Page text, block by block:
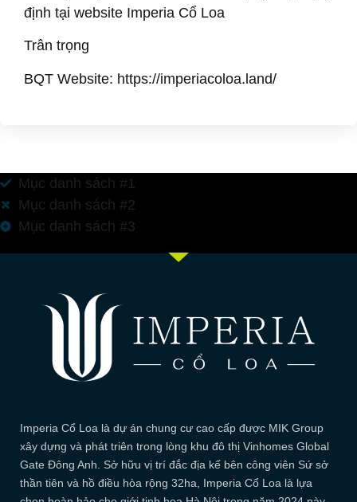
định tại website Imperia Cổ Loa
Trân trọng
BQT Website: https://imperiacoloa.land/
Mục danh sách #1
Mục danh sách #2
Mục danh sách #3
Imperia Cổ Loa là dự án chung cư cao cấp được MIK Group
xây dựng và phát triên trong lòng khu đô thị Vinhomes Global
Gate Đông Anh. Sở hữu vị trí đắc địa kế bên công viên Sứ sở
thần tiên và hồ điều hòa rộng 32ha, Imperia Cổ Loa là lựa